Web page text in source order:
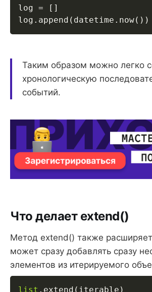
log = [ ]
log . append ( datetime . now( ) )
Таким образом можно легко
хронологическую
событий.
Что делает extend()
Метод extend() также
может сразу добавлять сразу
элементов из итерируемого
list . extend ( iterable )